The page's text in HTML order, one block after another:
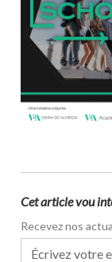
Cet article vou
Recevez nos